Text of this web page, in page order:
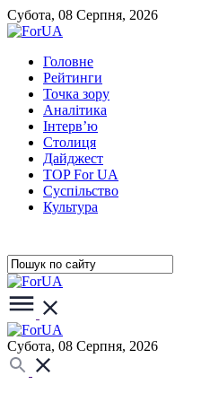
Субота, 08 Серпня, 2026
Головне
Рейтинги
Точка зору
Аналітика
Інтерв’ю
Столиця
Дайджест
TOP For UA
Суспiльство
Культура
Субота, 08 Серпня, 2026